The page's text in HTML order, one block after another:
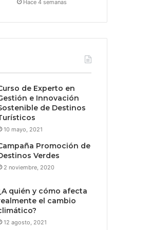
Hace 4 semanas
de Experto en
e Innovación
de Destinos
10 mayo, 2021
Promoción de
Verdes
2 noviembre, 2020
quién y cómo afecta
el cambio
12 agosto, 2021